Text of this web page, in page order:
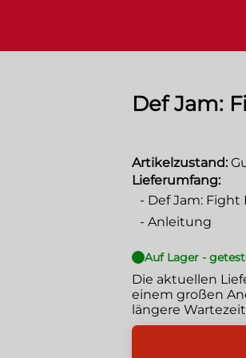
Def Jam:
Artikelzustand:
Lieferumfang:
- Def Jam: Fight
- Anleitung
Auf Lager -
Die aktuellen
einem großen
längere